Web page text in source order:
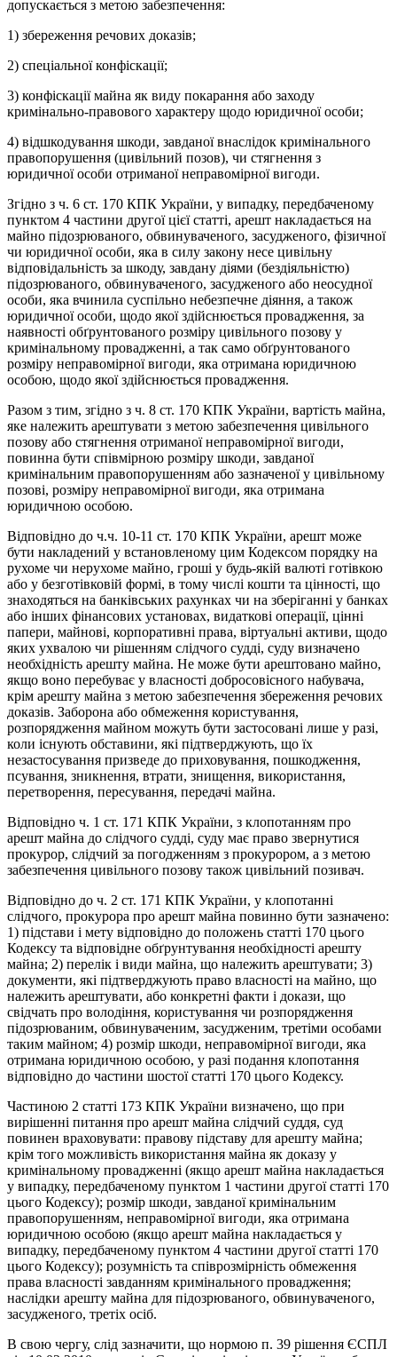
допускається з метою забезпечення:
1) збереження речових доказів;
2) спеціальної конфіскації;
3) конфіскації майна як виду покарання або заходу
кримінально-правового характеру щодо юридичної особи;
4) відшкодування шкоди, завданої внаслідок кримінального
правопорушення (цивільний позов), чи стягнення з
юридичної особи отриманої неправомірної вигоди.
Згідно з ч. 6 ст. 170 КПК України, у випадку, передбаченому
пунктом 4 частини другої цієї статті, арешт накладається на
майно підозрюваного, обвинуваченого, засудженого, фізичної
чи юридичної особи, яка в силу закону несе цивільну
відповідальність за шкоду, завдану діями (бездіяльністю)
підозрюваного, обвинуваченого, засудженого або неосудної
особи, яка вчинила суспільно небезпечне діяння, а також
юридичної особи, щодо якої здійснюється провадження, за
наявності обґрунтованого розміру цивільного позову у
кримінальному провадженні, а так само обґрунтованого
розміру неправомірної вигоди, яка отримана юридичною
особою, щодо якої здійснюється провадження.
Разом з тим, згідно з ч. 8 ст. 170 КПК України, вартість майна,
яке належить арештувати з метою забезпечення цивільного
позову або стягнення отриманої неправомірної вигоди,
повинна бути співмірною розміру шкоди, завданої
кримінальним правопорушенням або зазначеної у цивільному
позові, розміру неправомірної вигоди, яка отримана
юридичною особою.
Відповідно до ч.ч. 10-11 ст. 170 КПК України, арешт може
бути накладений у встановленому цим Кодексом порядку на
рухоме чи нерухоме майно, гроші у будь-якій валюті готівкою
або у безготівковій формі, в тому числі кошти та цінності, що
знаходяться на банківських рахунках чи на зберіганні у банках
або інших фінансових установах, видаткові операції, цінні
папери, майнові, корпоративні права, віртуальні активи, щодо
яких ухвалою чи рішенням слідчого судді, суду визначено
необхідність арешту майна. Не може бути арештовано майно,
якщо воно перебуває у власності добросовісного набувача,
крім арешту майна з метою забезпечення збереження речових
доказів. Заборона або обмеження користування,
розпорядження майном можуть бути застосовані лише у разі,
коли існують обставини, які підтверджують, що їх
незастосування призведе до приховування, пошкодження,
псування, зникнення, втрати, знищення, використання,
перетворення, пересування, передачі майна.
Відповідно ч. 1 ст. 171 КПК України, з клопотанням про
арешт майна до слідчого судді, суду має право звернутися
прокурор, слідчий за погодженням з прокурором, а з метою
забезпечення цивільного позову також цивільний позивач.
Відповідно до ч. 2 ст. 171 КПК України, у клопотанні
слідчого, прокурора про арешт майна повинно бути зазначено:
1) підстави і мету відповідно до положень статті 170 цього
Кодексу та відповідне обґрунтування необхідності арешту
майна; 2) перелік і види майна, що належить арештувати; 3)
документи, які підтверджують право власності на майно, що
належить арештувати, або конкретні факти і докази, що
свідчать про володіння, користування чи розпорядження
підозрюваним, обвинуваченим, засудженим, третіми особами
таким майном; 4) розмір шкоди, неправомірної вигоди, яка
отримана юридичною особою, у разі подання клопотання
відповідно до частини шостої статті 170 цього Кодексу.
Частиною 2 статті 173 КПК України визначено, що при
вирішенні питання про арешт майна слідчий суддя, суд
повинен враховувати: правову підставу для арешту майна;
крім того можливість використання майна як доказу у
кримінальному провадженні (якщо арешт майна накладається
у випадку, передбаченому пунктом 1 частини другої статті 170
цього Кодексу); розмір шкоди, завданої кримінальним
правопорушенням, неправомірної вигоди, яка отримана
юридичною особою (якщо арешт майна накладається у
випадку, передбаченому пунктом 4 частини другої статті 170
цього Кодексу); розумність та співрозмірність обмеження
права власності завданням кримінального провадження;
наслідки арешту майна для підозрюваного, обвинуваченого,
засудженого, третіх осіб.
В свою чергу, слід зазначити, що нормою п. 39 рішення ЄСПЛ